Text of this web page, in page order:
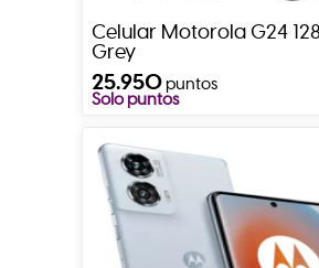
Celular Motorola G24
Grey
25.950puntos
Solo puntos